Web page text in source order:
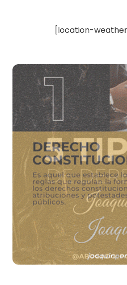
[location-weather